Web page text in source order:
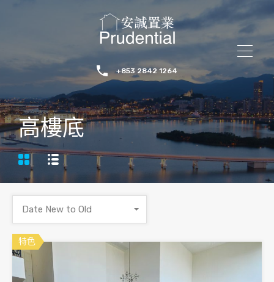
+853 2842 1264
高樓底
Date New to Old
特色